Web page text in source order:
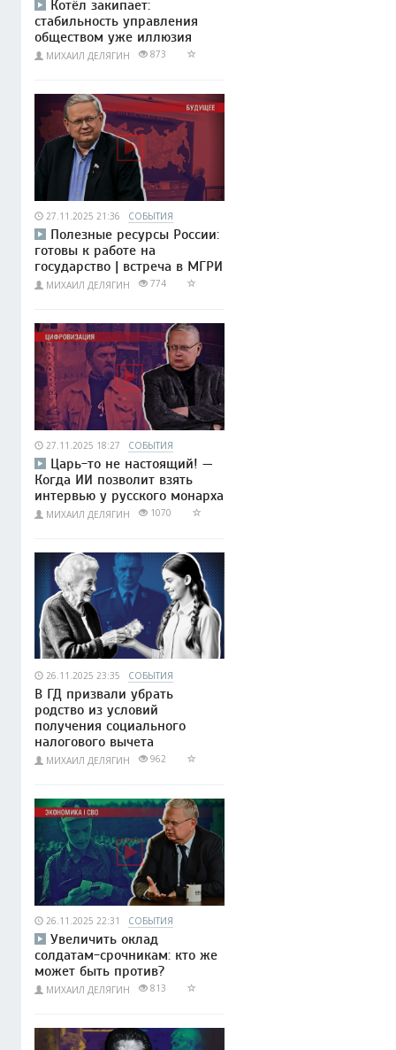
Котёл закипает:
стабильность управления
обществом уже иллюзия
МИХАИЛ ДЕЛЯГИН 873
27.11.2025 21:36 СОБЫТИЯ
Полезные ресурсы России:
готовы к работе на
государство | встреча в МГРИ
МИХАИЛ ДЕЛЯГИН 774
27.11.2025 18:27 СОБЫТИЯ
Царь-то не настоящий! —
Когда ИИ позволит взять
интервью у русского монарха
МИХАИЛ ДЕЛЯГИН 1070
26.11.2025 23:35 СОБЫТИЯ
В ГД призвали убрать
родство из условий
получения социального
налогового вычета
МИХАИЛ ДЕЛЯГИН 962
26.11.2025 22:31 СОБЫТИЯ
Увеличить оклад
солдатам-срочникам: кто же
может быть против?
МИХАИЛ ДЕЛЯГИН 813